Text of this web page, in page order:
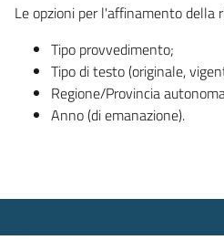
Le opzioni per l'affinamento della
Tipo provvedimento;
Tipo di testo (originale,
Regione/Provincia
Anno (di emanazione).